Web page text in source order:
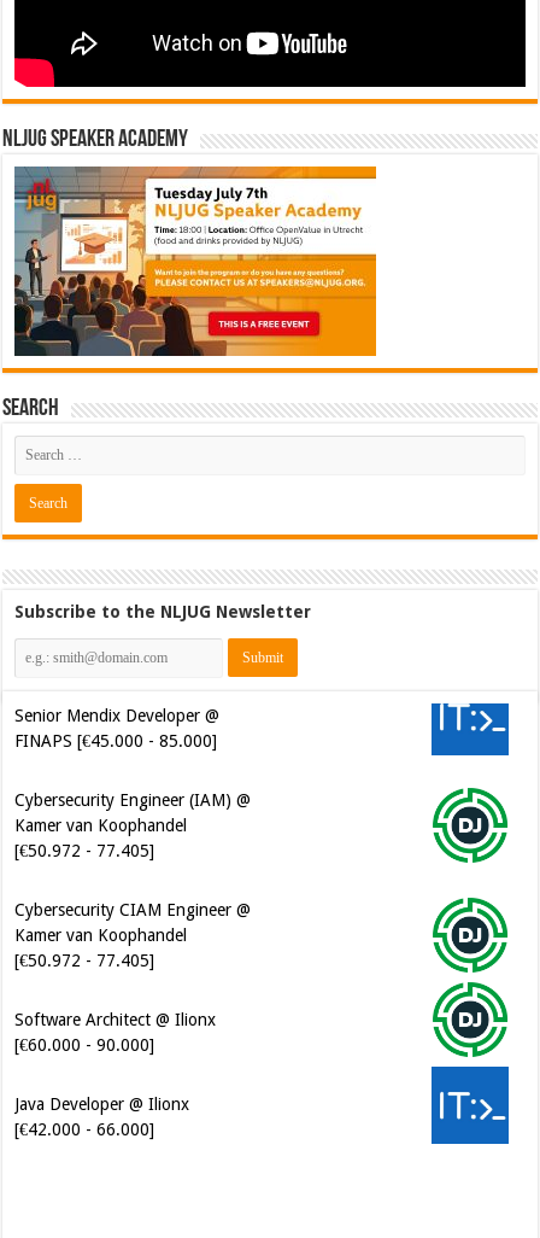
NLJUG Speaker Academy
Search
Subscribe to the NLJUG Newsletter
Senior Mendix Developer @
FINAPS [€45.000 - 85.000]
Cybersecurity Engineer (IAM) @
Kamer van Koophandel
[€50.972 - 77.405]
Cybersecurity CIAM Engineer @
Kamer van Koophandel
[€50.972 - 77.405]
Software Architect @ Ilionx
[€60.000 - 90.000]
Java Developer @ Ilionx
[€42.000 - 66.000]